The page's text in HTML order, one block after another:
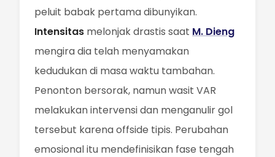
peluit babak pertama dibunyikan.
Intensitas melonjak drastis saat M. Dieng
mengira dia telah menyamakan
kedudukan di masa waktu tambahan.
Penonton bersorak, namun wasit VAR
melakukan intervensi dan menganulir gol
tersebut karena offside tipis. Perubahan
emosional itu mendefinisikan fase tengah